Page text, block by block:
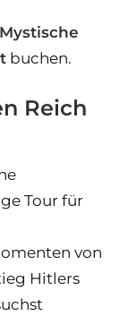
buchen.
Reich
Tour für
von
Hitlers